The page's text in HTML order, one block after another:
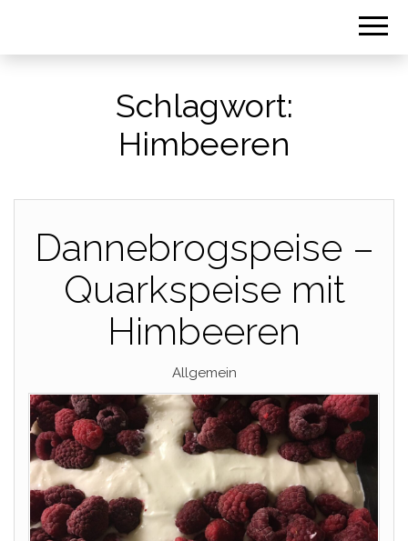
Schlagwort:
Himbeeren
Dannebrogspeise –
Quarkspeise mit
Himbeeren
Allgemein